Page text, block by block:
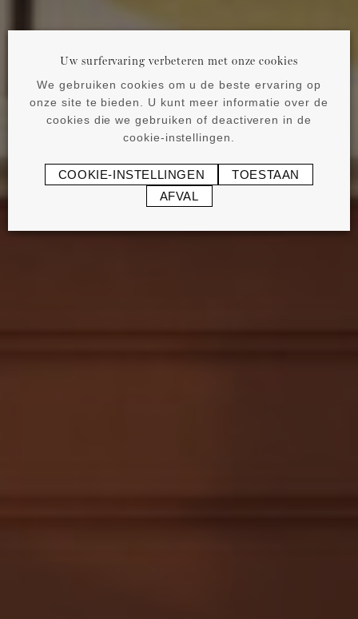
Uw surfervaring verbeteren met onze cookies
We gebruiken cookies om u de beste ervaring op
onze site te bieden. U kunt meer informatie over de
cookies die we gebruiken of deactiveren in de
cookie-instellingen.
COOKIE-INSTELLINGEN
TOESTAAN
AFVAL